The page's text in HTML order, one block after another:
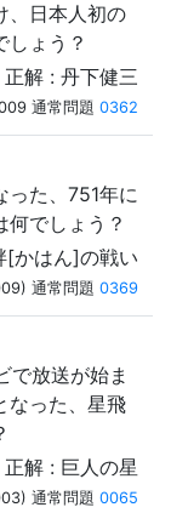
、日本人初の
しょう？
正解 : 丹下健三
通常問題 0362
った、751年に
でしょう？
[かはん]の戦い
通常問題 0369
で放送が始ま
なった、星飛
正解 : 巨人の星
通常問題 0065